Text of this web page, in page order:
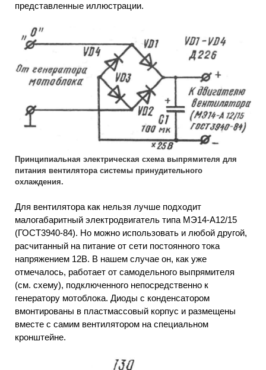
представленные иллюстрации.
Принципиальная электрическая схема выпрямителя для
питания вентилятора системы принудительного
охлаждения.
Для вентилятора как нельзя лучше подходит
малогабаритный электродвигатель типа МЭ14-А12/15
(ГОСТ3940-84). Но можно использовать и любой другой,
расчитанный на питание от сети постоянного тока
напряжением 12В. В нашем случае он, как уже
отмечалось, работает от самодельного выпрямителя
(см. схему), подключенного непосредственно к
генератору мотоблока. Диоды с конденсатором
вмонтированы в пластмассовый корпус и размещены
вместе с самим вентилятором на специальном
кронштейне.